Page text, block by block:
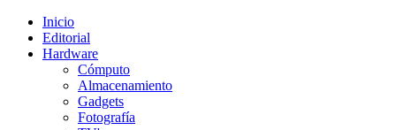
Inicio
Editorial
Hardware
Cómputo
Almacenamiento
Gadgets
Fotografía